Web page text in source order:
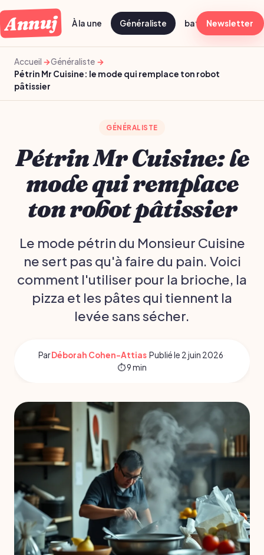
Annuj À la une Généraliste batch cooking
Newsletter
Accueil
Généraliste
Pétrin Mr Cuisine: le mode qui remplace ton robot
pâtissier
GÉNÉRALISTE
Pétrin Mr Cuisine: le
mode qui remplace
ton robot pâtissier
Le mode pétrin du Monsieur Cuisine
ne sert pas qu'à faire du pain. Voici
comment l'utiliser pour la brioche, la
pizza et les pâtes qui tiennent la
levée sans sécher.
ParDéborah Cohen-Attias·Publié le 2 juin 2026·
⏱ 9 min